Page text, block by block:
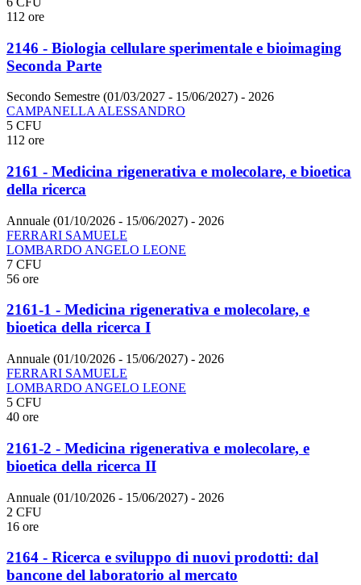
112 ore
2146 - Biologia cellulare sperimentale e bioimaging
Seconda Parte
Secondo Semestre (01/03/2027 - 15/06/2027) - 2026
CAMPANELLA ALESSANDRO
5 CFU
112 ore
2161 - Medicina rigenerativa e molecolare, e bioetica
della ricerca
Annuale (01/10/2026 - 15/06/2027) - 2026
FERRARI SAMUELE
LOMBARDO ANGELO LEONE
7 CFU
56 ore
2161-1 - Medicina rigenerativa e molecolare, e
bioetica della ricerca I
Annuale (01/10/2026 - 15/06/2027) - 2026
FERRARI SAMUELE
LOMBARDO ANGELO LEONE
5 CFU
40 ore
2161-2 - Medicina rigenerativa e molecolare, e
bioetica della ricerca II
Annuale (01/10/2026 - 15/06/2027) - 2026
2 CFU
16 ore
2164 - Ricerca e sviluppo di nuovi prodotti: dal
bancone del laboratorio al mercato